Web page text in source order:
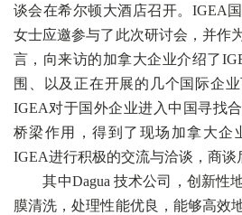
谈会在希尔顿大酒店召开。IGEA
女士应邀参与了此次研讨会，并作
言，向来访的加拿大企业介绍了
围、以及正在开展的几个国际企业
IGEA对于国外企业进入中国寻找
桥梁作用，得到了现场加拿大企
IGEA进行积极的交流与洽谈，商谈
其中Dagua 技术公司，创新性
膜清洗，处理性能优良，能够高效